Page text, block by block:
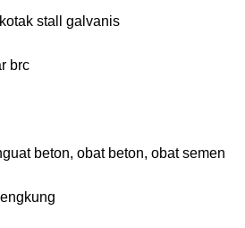
stall galvanis
brc
beton, obat beton, obat semen